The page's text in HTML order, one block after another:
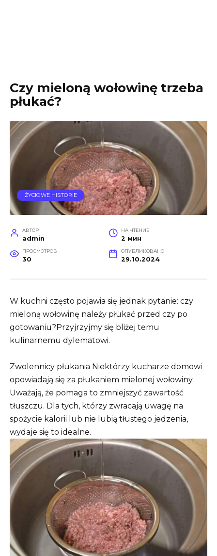
Czy mieloną wołowinę trzeba
płukać?
ŻYCIOWE HISTORIE
АВТОР
admin
НА ЧТЕНИЕ
2 мин
ПРОСМОТРОВ
30
ОПУБЛИКОВАНО
29.10.2024
W kuchni często pojawia się jednak pytanie: czy
mieloną wołowinę należy płukać przed czy po
gotowaniu?Przyjrzyjmy się bliżej temu
kulinarnemu dylematowi.
Zwolennicy płukania Niektórzy kucharze domowi
opowiadają się za płukaniem mielonej wołowiny.
Uważają, że pomaga to zmniejszyć zawartość
tłuszczu. Dla tych, którzy zwracają uwagę na
spożycie kalorii lub nie lubią tłustego jedzenia,
wydaje się to idealne.